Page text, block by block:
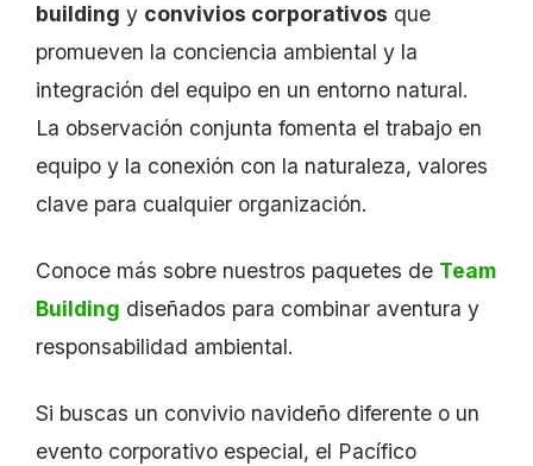
building y convivios corporativos que
promueven la conciencia ambiental y la
integración del equipo en un entorno natural.
La observación conjunta fomenta el trabajo en
equipo y la conexión con la naturaleza, valores
clave para cualquier organización.
Conoce más sobre nuestros paquetes de Team
Building diseñados para combinar aventura y
responsabilidad ambiental.
Si buscas un convivio navideño diferente o un
evento corporativo especial, el Pacífico